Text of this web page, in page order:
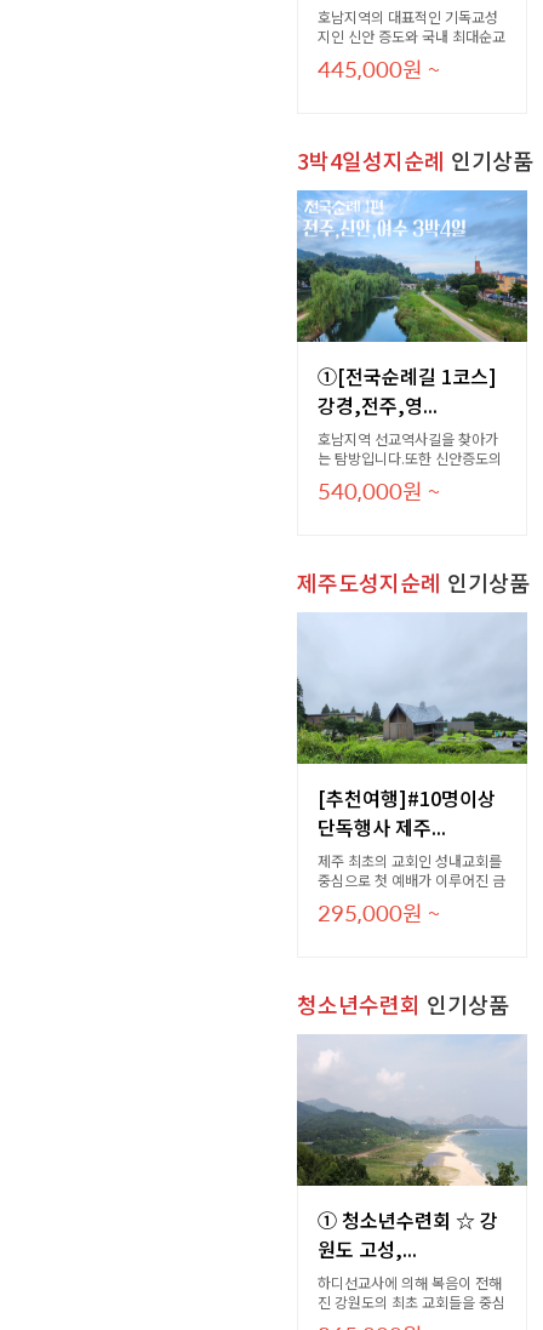
호남지역의 대표적인 기독교성
지인 신안 증도와 국내 최대순교
지인 영광,그리고 손양원목사의
사역지인 여수애양원을 탐방하
식으로 식당을 준비하였습니다.
445,000원 ~
3박4일성지순례 인기상품
①[전국순례길 1코스]
강경,전주,영...
호남지역 선교역사길을 찾아가
는 탐방입니다.또한 신안증도의
문준경전도사의 복음 전파 이야
기와 여수 애양원,손양원목사님
540,000원 ~
제주도성지순례 인기상품
[추천여행]#10명이상
단독행사 제주...
제주 최초의 교회인 성내교회를
중심으로 첫 예배가 이루어진 금
성교회, 이도종목사이 사역지 대
정교회, 조남수목사의 사역지 모
295,000원 ~
청소년수련회 인기상품
① 청소년수련회 ☆ 강
원도 고성,...
하디선교사에 의해 복음이 전해
진 강원도의 최초 교회들을 중심
으로 강원지역의 선교역사에 대